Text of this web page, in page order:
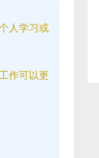
人学习或
作可以更